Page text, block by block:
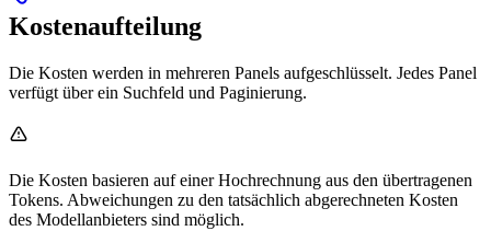
Kostenaufteilung
Die Kosten werden in mehreren Panels aufgeschlüsselt. Jedes Panel
verfügt über ein Suchfeld und Paginierung.
Die Kosten basieren auf einer Hochrechnung aus den übertragenen
Tokens. Abweichungen zu den tatsächlich abgerechneten Kosten
des Modellanbieters sind möglich.